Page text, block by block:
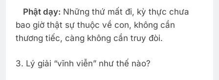
Phật dạy: Những thứ mất đi, kỳ thực chưa
bao giờ thật sự thuộc về con, không cần
thương tiếc, càng không cần truy đòi.
3. Lý giải “vĩnh viễn” như thế nào?